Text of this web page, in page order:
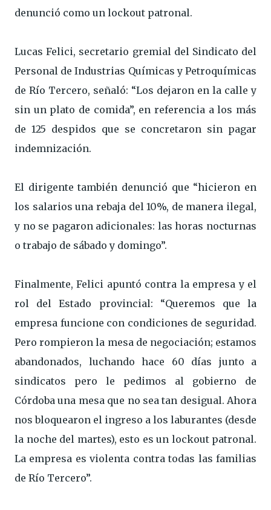
denunció como un lockout patronal.
Lucas Felici, secretario gremial del Sindicato del
Personal de Industrias Químicas y Petroquímicas
de Río Tercero, señaló: “Los dejaron en la calle y
sin un plato de comida”, en referencia a los más
de 125 despidos que se concretaron sin pagar
indemnización.
El dirigente también denunció que “hicieron en
los salarios una rebaja del 10%, de manera ilegal,
y no se pagaron adicionales: las horas nocturnas
o trabajo de sábado y domingo”.
Finalmente, Felici apuntó contra la empresa y el
rol del Estado provincial: “Queremos que la
empresa funcione con condiciones de seguridad.
Pero rompieron la mesa de negociación; estamos
abandonados, luchando hace 60 días junto a
sindicatos pero le pedimos al gobierno de
Córdoba una mesa que no sea tan desigual. Ahora
nos bloquearon el ingreso a los laburantes (desde
la noche del martes), esto es un lockout patronal.
La empresa es violenta contra todas las familias
de Río Tercero”.